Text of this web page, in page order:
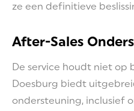
ze een definitieve
After-Sales
De service houdt niet op
Doesburg biedt
ondersteuning, inclusief